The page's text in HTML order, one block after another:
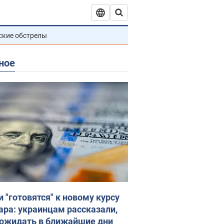
обстрелы
"готовятся" к новому курсу
украинцам рассказали,
в ближайшие дни